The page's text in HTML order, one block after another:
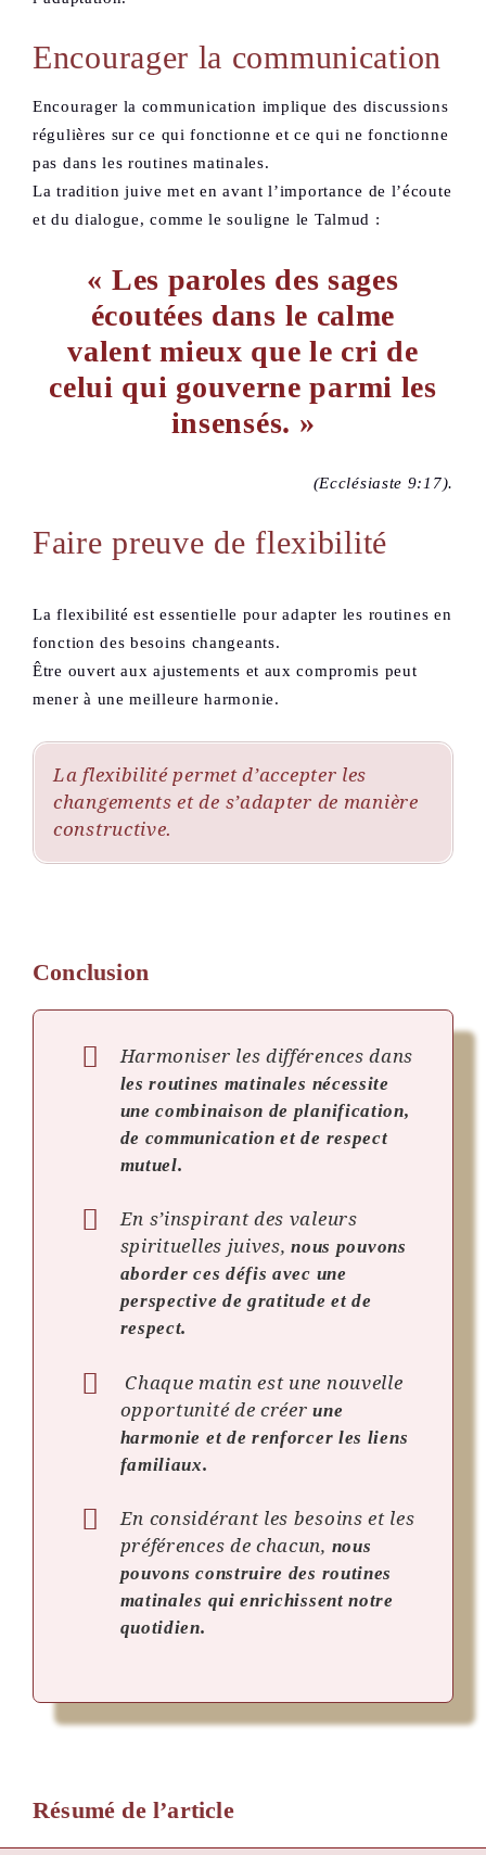
Encourager la communication
Encourager la communication implique des discussions
régulières sur ce qui fonctionne et ce qui ne fonctionne
pas dans les routines matinales.
La tradition juive met en avant l’importance de l’écoute
et du dialogue, comme le souligne le Talmud :
« Les paroles des sages
écoutées dans le calme
valent mieux que le cri de
celui qui gouverne parmi les
insensés. »
(Ecclésiaste 9:17).
Faire preuve de flexibilité
La flexibilité est essentielle pour adapter les routines en
fonction des besoins changeants.
Être ouvert aux ajustements et aux compromis peut
mener à une meilleure harmonie.
La flexibilité permet d’accepter les
changements et de s’adapter de manière
constructive.
Conclusion
Harmoniser les différences dans
les routines matinales nécessite
une combinaison de planification,
de communication et de respect
mutuel.
En s’inspirant des valeurs
spirituelles juives,nous pouvons
aborder ces défis avec une
perspective de gratitude et de
respect.
Chaque matin est une nouvelle
opportunité de créerune
harmonie et de renforcer les liens
familiaux.
En considérant les besoins et les
préférences de chacun, nous
pouvons construire des routines
matinales qui enrichissent notre
quotidien.
Résumé de l’article